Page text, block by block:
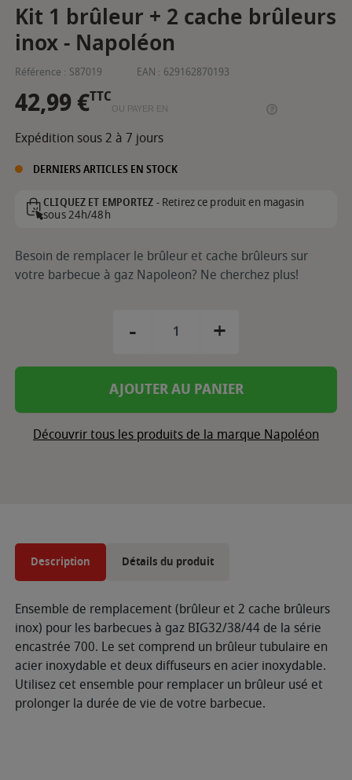
Kit 1 brûleur + 2 cache brûleurs
inox - Napoléon
Référence : S87019 EAN : 629162870193
42,99 €TTC
OU PAYER EN
Expédition sous 2 à 7 jours
DERNIERS ARTICLES EN STOCK
CLIQUEZ ET EMPORTEZ -Retirez ce produit en magasin
sous 24h/48h
Besoin de remplacer le brûleur et cache brûleurs sur
votre barbecue à gaz Napoleon? Ne cherchez plus!
- +
AJOUTER AU PANIER
Découvrir tous les produits de la marque Napoléon
Description Détails du produit
Ensemble de remplacement (brûleur et 2 cache brûleurs
inox) pour les barbecues à gaz BIG32/38/44 de la série
encastrée 700. Le set comprend un brûleur tubulaire en
acier inoxydable et deux diffuseurs en acier inoxydable.
Utilisez cet ensemble pour remplacer un brûleur usé et
prolonger la durée de vie de votre barbecue.